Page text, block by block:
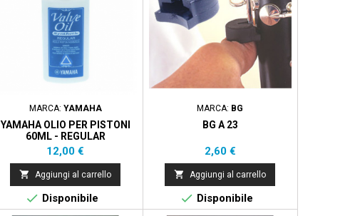
MARCA: YAMAHA
YAMAHA OLIO PER PISTONI
60ML - REGULAR
Prezzo
12,00 €
 Aggiungi al carrello
 Disponibile
MARCA: BG
BG A 23
Prezzo
2,60 €
 Aggiungi al carrello
 Disponibile